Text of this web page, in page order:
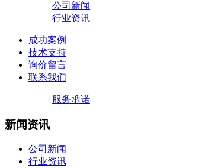
公司新闻
行业资讯
成功案例
技术支持
询价留言
联系我们
服务承诺
新闻资讯
公司新闻
行业资讯